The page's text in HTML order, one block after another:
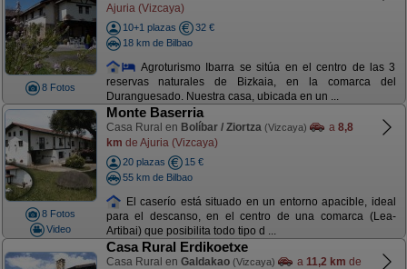
8 Fotos
Ajuria (Vizcaya)
10+1 plazas
32 €
18 km de Bilbao
Agroturismo Ibarra se sitúa en el centro de las 3
reservas naturales de Bizkaia, en la comarca del
Duranguesado. Nuestra casa, ubicada en un ...
8 Fotos
Video
Monte Baserria
Casa Rural en Bolíbar / Ziortza (Vizcaya) a 8,8
km de Ajuria (Vizcaya)
20 plazas
15 €
55 km de Bilbao
El caserío está situado en un entorno apacible, ideal
para el descanso, en el centro de una comarca (Lea-
Artibai) que posibilita todo tipo d ...
Casa Rural Erdikoetxe
Casa Rural en Galdakao (Vizcaya) a 11,2 km de